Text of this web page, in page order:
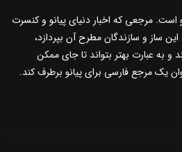
است. مرجعی که اخبار دنیای پیانو و کنسرت
ساز و سازندگان مطرح آن بپردازد،
به عبارت بهتر بتواند تا جای ممکن
یک مرجع فارسی برای پیانو برطرف کند.